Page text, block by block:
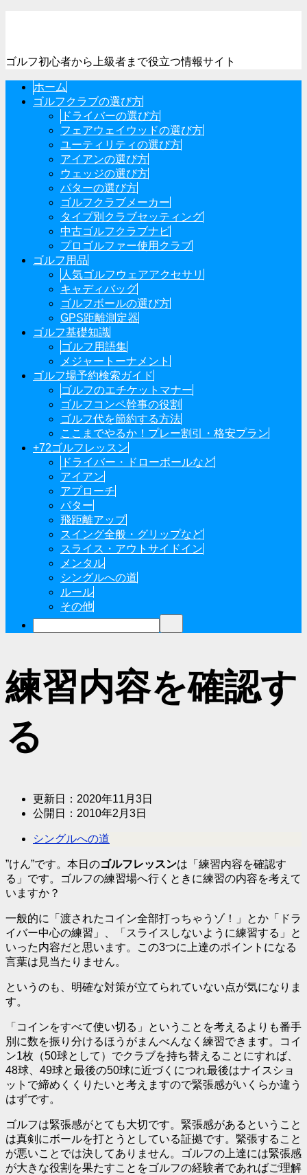
ゴルフ初心者から上級者まで役立つ情報サイト
ホーム
ゴルフクラブの選び方
ドライバーの選び方
フェアウェイウッドの選び方
ユーティリティの選び方
アイアンの選び方
ウェッジの選び方
パターの選び方
ゴルフクラブメーカー
タイプ別クラブセッティング
中古ゴルフクラブナビ
プロゴルファー使用クラブ
ゴルフ用品
人気ゴルフウェアアクセサリ
キャディバッグ
ゴルフボールの選び方
GPS距離測定器
ゴルフ基礎知識
ゴルフ用語集
メジャートーナメント
ゴルフ場予約検索ガイド
ゴルフのエチケットマナー
ゴルフコンペ幹事の役割
ゴルフ代を節約する方法
ここまでやるか！プレー割引・格安プラン
+72ゴルフレッスン
ドライバー・ドローボールなど
アイアン
アプローチ
パター
飛距離アップ
スイング全般・グリップなど
スライス・アウトサイドイン
メンタル
シングルへの道
ルール
その他
練習内容を確認す
る
更新日： 2020年11月3日
公開日： 2010年2月3日
シングルへの道
”けん”です。本日のゴルフレッスンは「 練習内容を確認す
る 」です。ゴルフの練習場へ行くときに練習の内容を考えて
いますか？
一般的に「渡されたコイン全部打っちゃうゾ！」とか「ドラ
イバー中心の練習」、「スライスしないように練習する」と
いった内容だと思います。この3つに上達のポイントになる
言葉は見当たりません。
というのも、明確な対策が立てられていない点が気になりま
す。
「コインをすべて使い切る」ということを考えるよりも番手
別に数を振り分けるほうがまんべんなく練習できます。コイ
ン1枚（50球として）でクラブを持ち替えることにすれば、
48球、49球と最後の50球に近づくにつれ最後はナイスショ
ットで締めくくりたいと考えますので緊張感がいくらか違う
はずです。
ゴルフは緊張感がとても大切です。緊張感があるということ
は真剣にボールを打とうとしている証拠です。緊張すること
が悪いことでは決してありません。ゴルフの上達には緊張感
が大きな役割を果たすことをゴルフの経験者であればご理解